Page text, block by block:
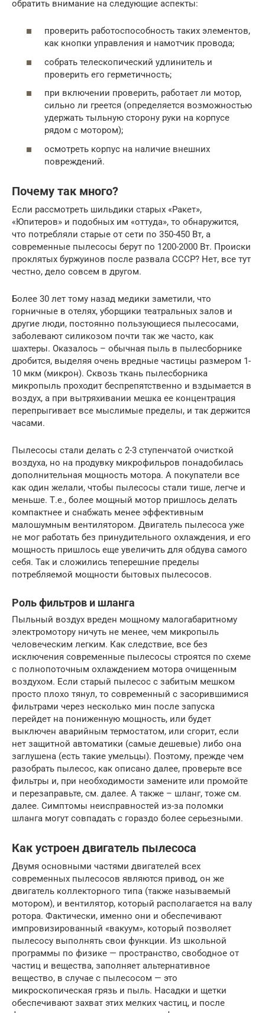
обратить внимание на следующие аспекты:
проверить работоспособность таких элементов,
как кнопки управления и намотчик провода;
собрать телескопический удлинитель и
проверить его герметичность;
при включении проверить, работает ли мотор,
сильно ли греется (определяется возможностью
удержать тыльную сторону руки на корпусе
рядом с мотором);
осмотреть корпус на наличие внешних
повреждений.
Почему так много?
Если рассмотреть шильдики старых «Ракет»,
«Юпитеров» и подобных им «оттуда», то обнаружится,
что потребляли старые от сети по 350-450 Вт, а
современные пылесосы берут по 1200-2000 Вт. Происки
проклятых буржуинов после развала СССР? Нет, все тут
честно, дело совсем в другом.
Более 30 лет тому назад медики заметили, что
горничные в отелях, уборщики театральных залов и
другие люди, постоянно пользующиеся пылесосами,
заболевают силикозом почти так же часто, как
шахтеры. Оказалось – обычная пыль в пылесборнике
дробится, выделяя очень вредные частицы размером 1-
10 мкм (микрон). Сквозь ткань пылесборника
микропыль проходит беспрепятственно и вздымается в
воздух, а при вытряхивании мешка ее концентрация
перепрыгивает все мыслимые пределы, и так держится
часами.
Пылесосы стали делать с 2-3 ступенчатой очисткой
воздуха, но на продувку микрофильров понадобилась
дополнительная мощность мотора. А покупатели все
как один желали, чтобы пылесосы стали тише, легче и
меньше. Т.е., более мощный мотор пришлось делать
компактнее и снабжать менее эффективным
малошумным вентилятором. Двигатель пылесоса уже
не мог работать без принудительного охлаждения, и его
мощность пришлось еще увеличить для обдува самого
себя. Так и сложились теперешние пределы
потребляемой мощности бытовых пылесосов.
Роль фильтров и шланга
Пыльный воздух вреден мощному малогабаритному
электромотору ничуть не менее, чем микропыль
человеческим легким. Как следствие, все без
исключения современные пылесосы строятся по схеме
с полнопоточным охлаждением мотора очищенным
воздухом. Если старый пылесос с забитым мешком
просто плохо тянул, то современный с засорившимися
фильтрами через несколько мин после запуска
перейдет на пониженную мощность, или будет
выключен аварийным термостатом, или сгорит, если
нет защитной автоматики (самые дешевые) либо она
заглушена (есть такие умельцы). Поэтому, прежде чем
разобрать пылесос, как описано далее, проверьте все
фильтры и, при необходимости замените или промойте
и перезаправьте, см. далее. А также – шланг, тоже см.
далее. Симптомы неисправностей из-за поломки
шланга могут совпадать с гораздо более серьезными.
Как устроен двигатель пылесоса
Двумя основными частями двигателей всех
современных пылесосов являются привод, он же
двигатель коллекторного типа (также называемый
мотором), и вентилятор, который располагается на валу
ротора. Фактически, именно они и обеспечивают
импровизированный «вакуум», который позволяет
пылесосу выполнять свои функции. Из школьной
программы по физике — пространство, свободное от
частиц и вещества, заполняет альтернативное
вещество, в случае с пылесосом — это
микроскопическая грязь и пыль. Насадки и щетки
обеспечивают захват этих мелких частиц, и после